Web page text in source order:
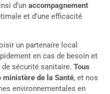
d’un accompagnement
et d’une efficacité
un partenaire local
en cas de besoin et
sécurité sanitaire. Tous
de la Santé, et nos
environnementales en